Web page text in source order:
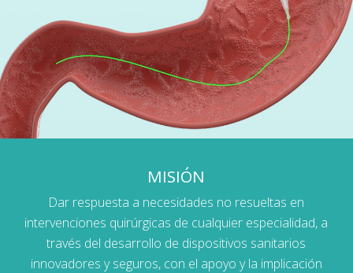
MISIÓN
Dar respuesta a necesidades no resueltas en
intervenciones quirúrgicas de cualquier especialidad, a
través del desarrollo de dispositivos sanitarios
innovadores y seguros, con el apoyo y la implicación